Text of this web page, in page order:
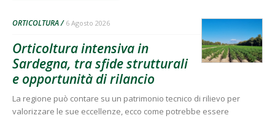
ORTICOLTURA 6 Agosto 2026
Orticoltura intensiva in
Sardegna, tra sfide strutturali
e opportunità di rilancio
La regione può contare su un patrimonio tecnico di rilievo per
valorizzare le sue eccellenze, ecco come potrebbe essere